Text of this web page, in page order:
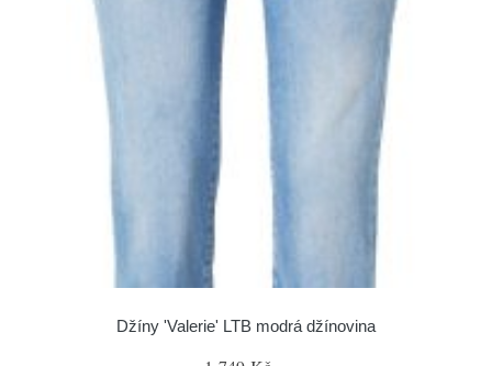
Džíny 'Valerie' LTB modrá džínovina